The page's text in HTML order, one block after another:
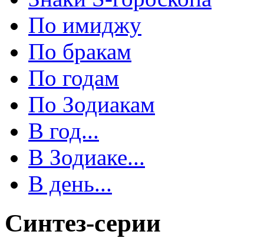
По имиджу
По бракам
По годам
По Зодиакам
В год...
В Зодиаке...
В день...
Синтез-серии